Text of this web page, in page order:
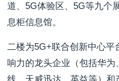
道、5G体验区、5G等九个
息柜信息馆。
二楼为5G+联合创新中心
响力的龙头企业（包括华为
线、天威迅达、英益等）和